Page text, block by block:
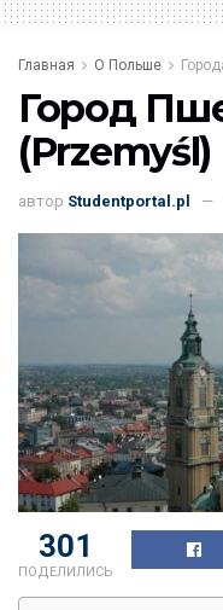
Главная О Польше
Город
(Przemyśl)
автор Studentportal.pl
303
ПОДЕЛИЛИСЬ